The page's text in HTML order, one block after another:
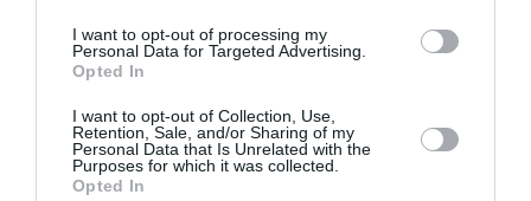
I want to opt-out of processing my
Personal Data for Targeted Advertising.
Opted In
I want to opt-out of Collection, Use,
Retention, Sale, and/or Sharing of my
Personal Data that Is Unrelated with the
Purposes for which it was collected.
Opted In
Airlines relie l’Écosse à l’Australie
Sauf si…a commenté l'article :
Incivilités à Bangkok : 22 passagers chinois refusés à
bord après une course-poursuite, l’incident devient